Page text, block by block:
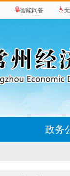
智能问答
政务